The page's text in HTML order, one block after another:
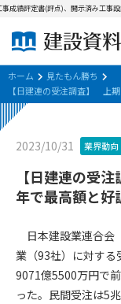
建
東
国
見
会
サ
績評定書(評点)、開示済み工事設
ホーム
見たもん勝ち
【日建連の受注調査】 上
2023/10/31 業界動向
【日建連の受
年で最高額と好
日本建設業連合会
業（93社）に対する
9071億5500万円で
った。民間受注は5
第1条（規約の目
会員サービスの
2. 管理者が建設資
一部を構成する
第2条（規約の変